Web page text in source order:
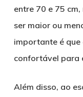
entre 70 e 75
ser maior ou
importante é
confortável para
Além disso, ao